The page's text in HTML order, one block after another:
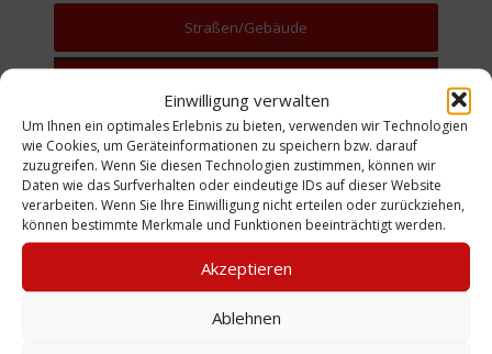
Einwilligung verwalten
Um Ihnen ein optimales Erlebnis zu bieten, verwenden wir Technologien
wie Cookies, um Geräteinformationen zu speichern bzw. darauf
zuzugreifen. Wenn Sie diesen Technologien zustimmen, können wir
Daten wie das Surfverhalten oder eindeutige IDs auf dieser Website
verarbeiten. Wenn Sie Ihre Einwilligung nicht erteilen oder zurückziehen,
können bestimmte Merkmale und Funktionen beeinträchtigt werden.
Akzeptieren
Ablehnen
Straßen/Gebäude